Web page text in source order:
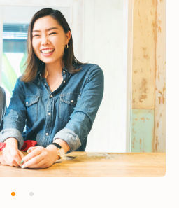
店／新宿歌舞伎町店／
上野店／立川店／
川崎店／
店／大宮店／所沢店／
／田町芝浦店／町田店／
目店／新宿東南口店
店／立川店／町田店／
／野毛店／横浜西口店／
ル店／八王子店／千葉店